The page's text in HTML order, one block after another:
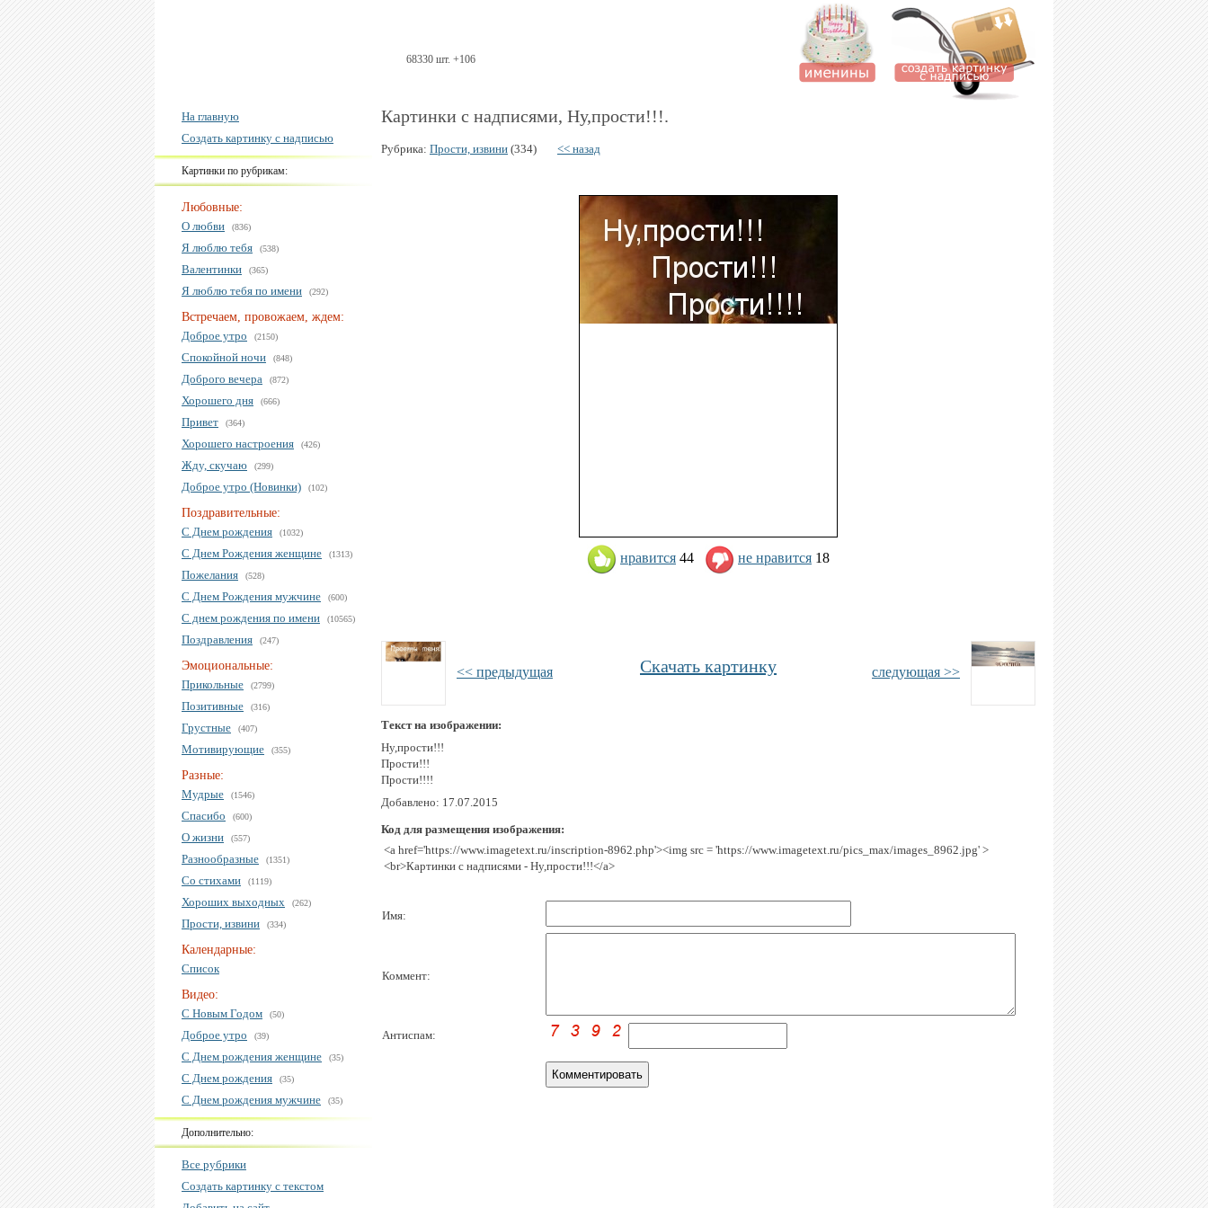
68330 шт. +106
На главную
Создать картинку с надписью
Картинки по рубрикам:
Любовные:
О любви
(836)
Я люблю тебя (538)
Валентинки (365)
Я люблю тебя по имени (292)
Встречаем, провожаем, ждем:
Доброе утро
(2150)
Спокойной ночи (848)
Доброго вечера (872)
Хорошего дня (666)
Привет (364)
Хорошего настроения (426)
Жду, скучаю (299)
Доброе утро (Новинки) (102)
Поздравительные:
С Днем рождения
(1032)
С Днем Рождения женщине (1313)
Пожелания (528)
С Днем Рождения мужчине (600)
С днем рождения по имени (10565)
Поздравления (247)
Эмоциональные:
Прикольные
(2799)
Позитивные (316)
Грустные (407)
Мотивирующие (355)
Разные:
Мудрые
(1546)
Спасибо (600)
О жизни (557)
Разнообразные (1351)
Со стихами (1119)
Хороших выходных (262)
Прости, извини (334)
Календарные:
Список
Видео:
С Новым Годом
(50)
Доброе утро (39)
С Днем рождения женщине (35)
С Днем рождения (35)
С Днем рождения мужчине (35)
Дополнительно:
Все рубрики
Создать картинку с текстом
Картинки с надписями, Ну,прости!!!.
Рубрика: Прости, извини (334) << назад
нравится 44 не нравится 18
<< предыдущая следующая >>
Скачать картинку
Текст на изображении:
Ну,прости!!!
Прости!!!
Прости!!!!
Добавлено: 17.07.2015
Код для размещения изображения:
<a href='https://www.imagetext.ru/inscription-8962.php'><img src = 'https://www.imagetext.ru/pics_max/images_8962.jpg' >
<br>Картинки с надписями - Ну,прости!!!</a>
Имя:
Коммент:
Антиспам: